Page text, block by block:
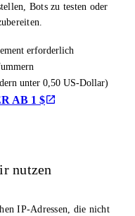
Bots zu testen oder
erforderlich
unter 0,50 US-Dollar)
AB 1 $
nutzen
IP-Adressen, die nicht